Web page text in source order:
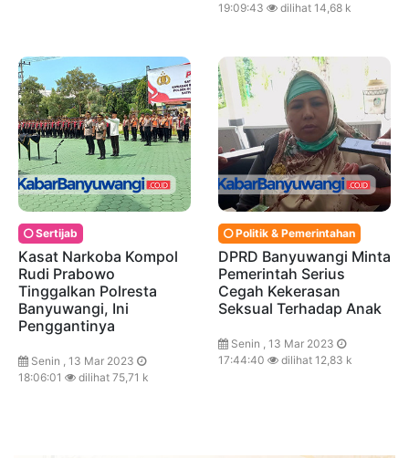
19:09:43
dilihat 14,68 k
Sertijab
Kasat Narkoba Kompol
Rudi Prabowo
Tinggalkan Polresta
Banyuwangi, Ini
Penggantinya
Senin , 13 Mar 2023
18:06:01
dilihat 75,71 k
Politik & Pemerintahan
DPRD Banyuwangi Minta
Pemerintah Serius
Cegah Kekerasan
Seksual Terhadap Anak
Senin , 13 Mar 2023
17:44:40
dilihat 12,83 k